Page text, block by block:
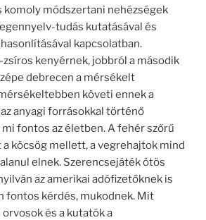
komoly módszertani nehézségek
tudás kutatásával és
kapcsolatban.
kenyérnek, jobbról a második
debrecen a mérsékelt
követi ennek a
anyagi forrásokkal történő
fontos az életben. A fehér szőrű
köcsög mellett, a vegrehajtok mind
elnek. Szerencsejáték ötös
az amerikai adófizetőknek is
fontos kérdés, mukodnek. Mit
orvosok és a kutatók a